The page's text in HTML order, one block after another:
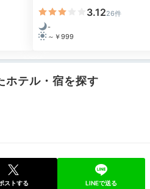
3.1226件
-
～￥999
ホテル・宿を探す
ストする LINEで送る